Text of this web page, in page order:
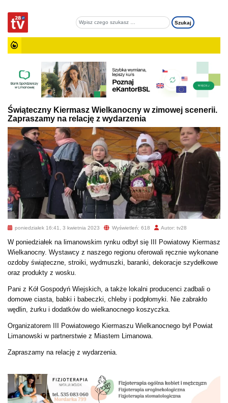
Świąteczny Kiermasz Wielkanocny w zimowej scenerii.
Zapraszamy na relację z wydarzenia
poniedziałek 16:41, 3 kwietnia 2023 Wyświetleń: 618 Autor: tv28
W poniedziałek na limanowskim rynku odbył się III Powiatowy Kiermasz
Wielkanocny. Wystawcy z naszego regionu oferowali ręcznie wykonane
ozdoby świąteczne, stroiki, wydmuszki, baranki, dekoracje szydełkowe
oraz produkty z wosku.
Pani z Kół Gospodyń Wiejskich, a także lokalni producenci zadbali o
domowe ciasta, babki i babeczki, chleby i podpłomyki. Nie zabrakło
wędlin, żurku i dodatków do wielkanocnego koszyczka.
Organizatorem III Powiatowego Kiermaszu Wielkanocnego był Powiat
Limanowski w partnerstwie z Miastem Limanowa.
Zapraszamy na relację z wydarzenia.